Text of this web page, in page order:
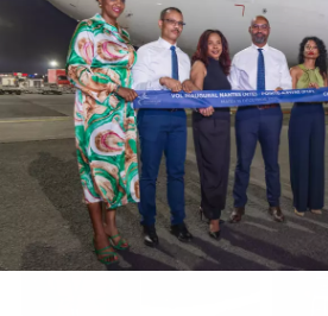
Rapport 2025 de l’Ifremer :
décisif dans les Outre-mer
le 07/08/2026